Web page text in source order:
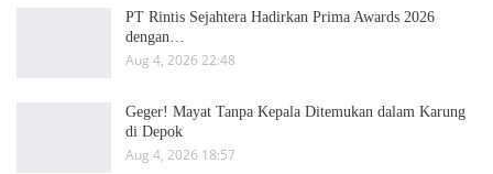
PT Rintis Sejahtera Hadirkan Prima Awards 2026
dengan…
Aug 4, 2026 22:48
Geger! Mayat Tanpa Kepala Ditemukan dalam Karung
di Depok
Aug 4, 2026 18:57